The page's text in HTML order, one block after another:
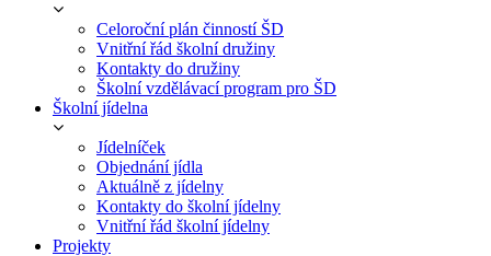
Celoroční plán činností ŠD
Vnitřní řád školní družiny
Kontakty do družiny
Školní vzdělávací program pro ŠD
Školní jídelna
Jídelníček
Objednání jídla
Aktuálně z jídelny
Kontakty do školní jídelny
Vnitřní řád školní jídelny
Projekty